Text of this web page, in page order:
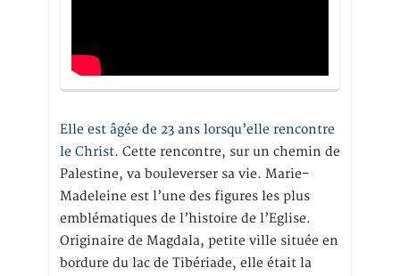
Elle est âgée de 23 ans lorsqu’elle rencontre
le Christ. Cette rencontre, sur un chemin de
Palestine, va bouleverser sa vie. Marie-
Madeleine est l’une des figures les plus
emblématiques de l’histoire de l’Eglise.
Originaire de Magdala, petite ville située en
bordure du lac de Tibériade, elle était la